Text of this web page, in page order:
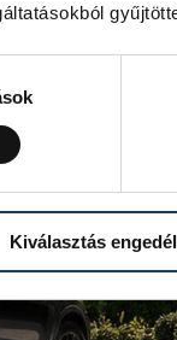
Kiválasztás